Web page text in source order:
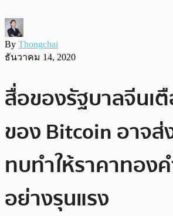
By Thongchai
ธันวาคม 14, 2020
สื่อของรัฐบาลจีนเ
ของ Bitcoin อาจส่
ทบทำให้ราคาทอง
อย่างรุนแรง